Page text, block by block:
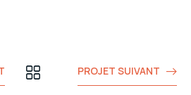
PROJET SUIVANT